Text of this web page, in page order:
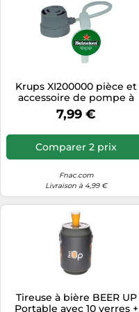
Krups XI200000 pièce et
accessoire de pompe à
bière
7,99 €
Comparer 2 prix
Fnac.com
Livraison à 4,99 €
Tireuse à bière BEER UP
Portable avec 10 verres +